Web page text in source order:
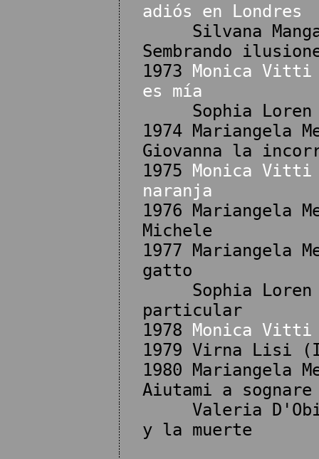
adiós en Londres
Silvana
Sembrando
1973
Monica
es mía
Sophia Loren
1974 Mariangela
Giovanna la
1975
Monica
naranja
1976 Mariangela
Michele
1977
gatto
Sophia Loren
particular
1978
Monica
1979 Virna Lisi
1980 Mariangela
Aiutami a sognare
Valeria
y la muerte